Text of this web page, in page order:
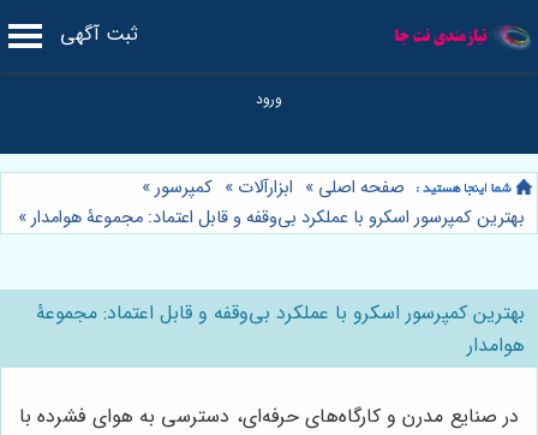
ثبت آگهی
صفحه اصلی » ابزارآلات » کمپرسور»
بهترین کمپرسور اسکرو با عملکرد بی‌وقفه و قابل اعتماد: مجموعۀ هوامدار»
بهترین کمپرسور اسکرو با عملکرد بی‌وقفه و قابل اعتماد: مجموعۀ
هوامدار
در صنایع مدرن و کارگاه‌های حرفه‌ای، دسترسی به هوای فشرده با